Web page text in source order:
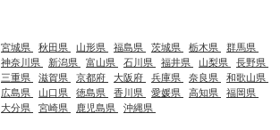
宮城県 秋田県 山形県 福島県 茨城県 栃木県
群馬県
神奈川県 新潟県 富山県 石川県 福井県 山梨県
長野県
三重県 滋賀県 京都府 大阪府 兵庫県 奈良県
和歌山県
広島県 山口県 徳島県 香川県 愛媛県 高知県
福岡県
大分県 宮崎県 鹿児島県 沖縄県